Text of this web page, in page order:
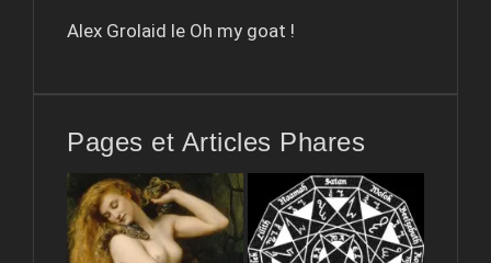
Alex Grolaid le Oh my goat !
Pages et Articles Phares